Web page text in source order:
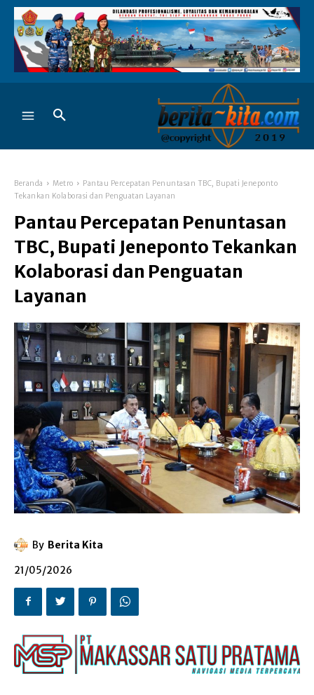
Beranda Metro
Pantau Percepatan Penuntasan TBC, Bupati Jeneponto
Tekankan Kolaborasi dan Penguatan Layanan
Pantau Percepatan Penuntasan
TBC, Bupati Jeneponto Tekankan
Kolaborasi dan Penguatan
Layanan
By Berita Kita
21/05/2026